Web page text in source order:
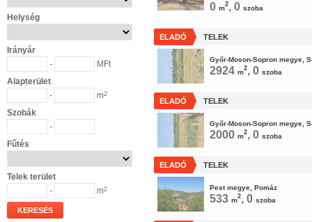
Helység
Irányár
-
MFt
Alapterület
-
m2
Szobák
-
Fűtés
Telek terület
-
m2
KERESÉS
0 m2, 0 szoba
ELADÓ TELEK
Győr-Moson-Sopron megye,
2924 m2, 0 szoba
ELADÓ TELEK
Győr-Moson-Sopron megye,
2000 m2, 0 szoba
ELADÓ TELEK
Pest megye, Pomáz
533 m2, 0 szoba